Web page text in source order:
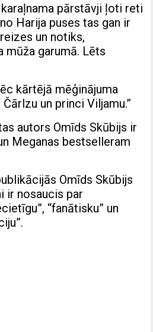
pārstāvji ļoti reti
Harija puses tas gan ir
un notiks,
mūža garumā. Lēts
kārtējā mēģinājuma
un princi Viljamu.”
autors Omīds Skūbijs ir
Meganas bestselleram
Omīds Skūbijs
ir nosaucis par
“fanātisku” un